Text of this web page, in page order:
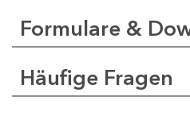
Formulare &
Häufige Fragen